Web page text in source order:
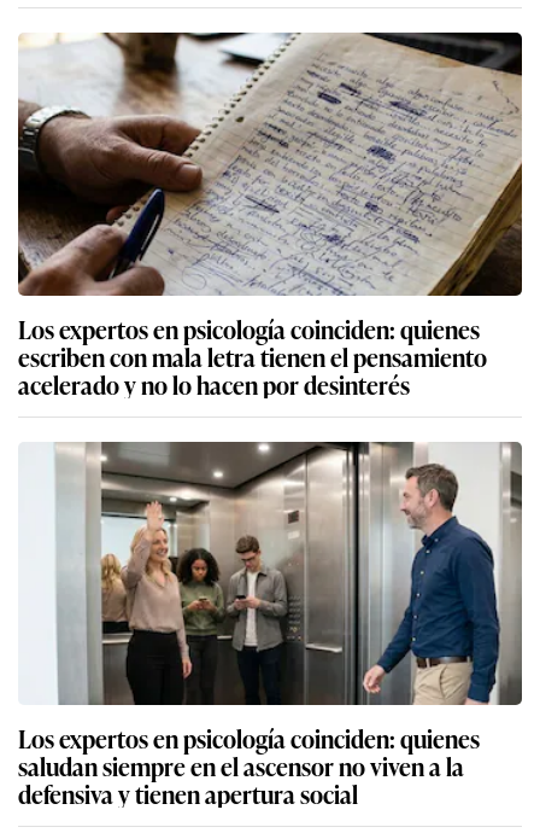
Los expertos en psicología coinciden: quienes
escriben con mala letra tienen el pensamiento
acelerado y no lo hacen por desinterés
Los expertos en psicología coinciden: quienes
saludan siempre en el ascensor no viven a la
defensiva y tienen apertura social